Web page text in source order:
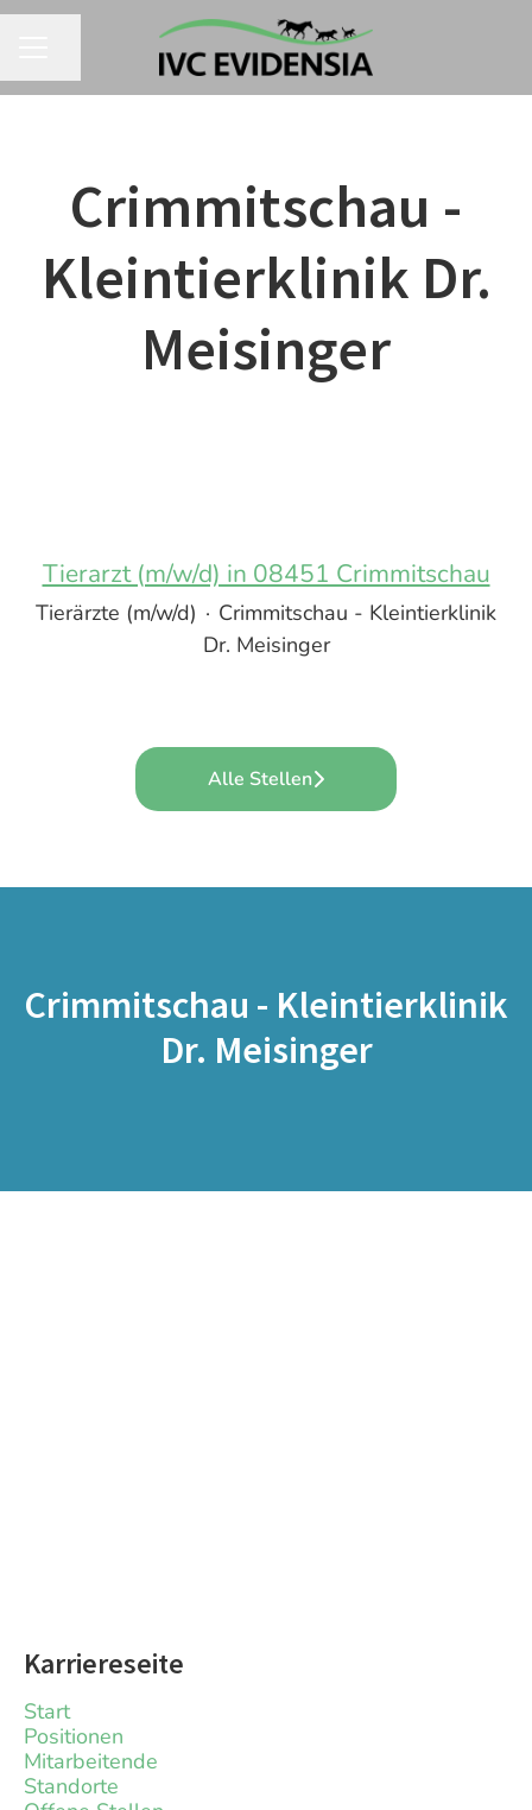
Crimmitschau -
Kleintierklinik Dr.
Meisinger
Tierarzt (m/w/d) in 08451 Crimmitschau
Tierärzte (m/w/d) · Crimmitschau - Kleintierklinik
Dr. Meisinger
Alle Stellen
Crimmitschau - Kleintierklinik
Dr. Meisinger
Karriereseite
Start
Positionen
Mitarbeitende
Standorte